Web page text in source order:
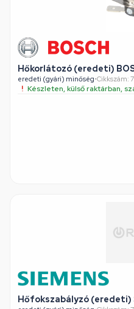
Hőkorlátozó (eredeti)
eredeti (gyári) minőség•Cikkszám:
Készleten, külső raktárban,
Hőfokszabályzó (eredeti)